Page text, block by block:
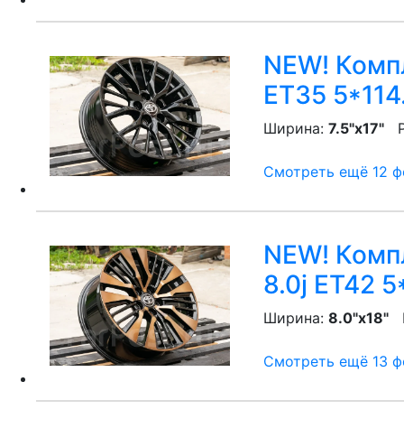
NEW!
ET35
Ширина: 7.5"x17"
Смотреть ещё 12
NEW!
8.0j ET42
Ширина: 8.0"x18"
Смотреть ещё 13